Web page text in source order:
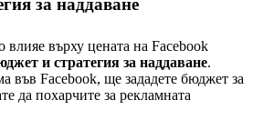
за наддаване
влияе върху цената на Facebook
и стратегия за наддаване.
във Facebook, ще зададете бюджет за
да похарчите за рекламната